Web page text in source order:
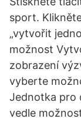
sport.
„vytvořit
možnost
zobrazení
vyberte
Jednotka pro
vedle